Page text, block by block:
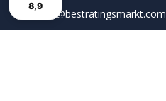
hallo@bestratingsmarkt.com
8,9